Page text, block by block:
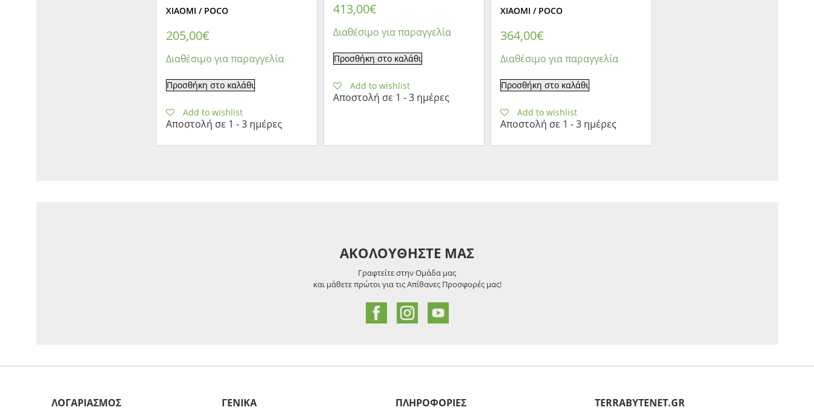
XIAOMI / POCO
205,00€
Διαθέσιμο για παραγγελία
Προσθήκη στο καλάθι
Add to wishlist
Αποστολή σε 1 - 3 ημέρες
413,00€
Διαθέσιμο για παραγγελία
Προσθήκη στο καλάθι
Add to wishlist
Αποστολή σε 1 - 3 ημέρες
XIAOMI / POCO
364,00€
Διαθέσιμο για παραγγελία
Προσθήκη στο καλάθι
Add to wishlist
Αποστολή σε 1 - 3 ημέρες
ΑΚΟΛΟΥΘΗΣΤΕ ΜΑΣ
Γραφτείτε στην Ομάδα μας
και μάθετε πρώτοι για τις Απίθανες Προσφορές μας!
ΛΟΓΑΡΙΑΣΜΟΣ ΓΕΝΙΚΑ ΠΛΗΡΟΦΟΡΙΕΣ ΤERRABYTENET.GR